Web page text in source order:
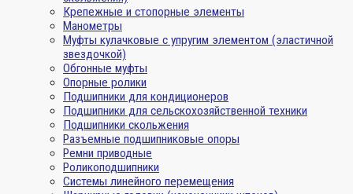
Крепежные и стопорные элементы
Манометры
Муфты кулачковые с упругим элементом (эластичной
звездочкой)
Обгонные муфты
Опорные ролики
Подшипники для кондиционеров
Подшипники для сельскохозяйственной техники
Подшипники скольжения
Разъемные подшипниковые опоры
Ремни приводные
Роликоподшипники
Системы линейного перемещения